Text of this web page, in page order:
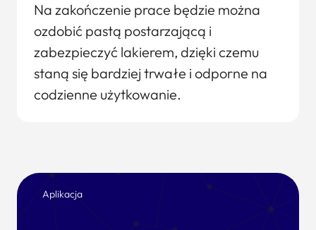
Na zakończenie prace będzie można
ozdobić pastą postarzającą i
zabezpieczyć lakierem, dzięki czemu
staną się bardziej trwałe i odporne na
codzienne użytkowanie.
Aplikacja